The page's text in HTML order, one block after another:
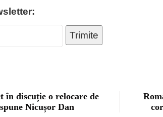
Trimite
în discuție o relocare de
Nicușor Dan